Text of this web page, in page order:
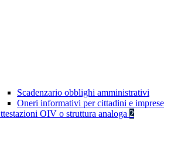
Scadenzario obblighi amministrativi
Oneri informativi per cittadini e imprese
OIV o struttura analoga 2